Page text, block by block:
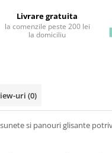
Livrare gratuita
la comenzile peste 200 lei
la domiciliu
uri (0)
si panouri glisante